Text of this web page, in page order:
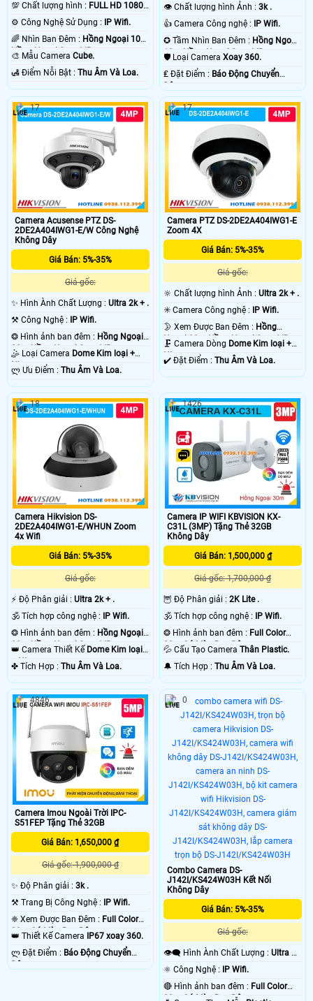
💯 Chất lượng hình : FULL HD 1080P
.
⚙ Công Nghệ Sử Dụng :
IP Wifi.
🌈 Nhìn Ban Đêm : Hồng Ngoại 10m
Hồng Ngoại Smart IR.
🎨 Mẫu Camera Cube.
️🛃 Điểm Nỗi Bật : Thu Âm Và Loa.
👁 Chất lượng hình Ảnh :3k .
👍 Camera Công nghệ : IP Wifi.
✪ Tầm Nhìn Ban Đêm : Hồng Ngoại
10m Hồng Ngoại Smart IR.
🛡 Loại CameraXoay 360.
️₤ Đặt Điểm : Báo Động Chuyển
Động.
Camera Acusense PTZ DS-
2DE2A404IWG1-E/W Công Nghệ
Không Dây
Giá Bán: 5%-35%
Giá gốc:
✨ Hình Ành Chất Lượng : Ultra 2k + .
⚒ Công Nghệ : IP Wifi.
❂ Hình ảnh ban đêm : Hồng Ngoại
20m Hồng Ngoại Smart IR.
🤹 Loại Camera Dome Kim loại +
Nhựa.
️ლ Ưu Điểm : Thu Âm Và Loa.
17
Camera PTZ DS-2DE2A404IWG1-E
Zoom 4X
Giá Bán: 5%-35%
Giá gốc:
🔆 Chất lượng hình Ảnh :Ultra 2k + .
✳️ Camera Công nghệ : IP Wifi.
🌛 Xem Được Ban Đêm : Hồng
Ngoại 20m Hồng Ngoại Smart IR.
🗜️ Camera Dòng Dome Kim loại +
Nhựa.
️✔️ Đặt Điểm :Thu Âm Và Loa.
17
Camera Hikvision DS-
2DE2A404IWG1-E/WHUN Zoom
4x Wifi
Giá Bán: 5%-35%
Giá gốc:
️⚡ Độ Phân giải : Ultra 2k + .
🕉️ Tích hợp công nghệ :
IP Wifi.
❂ Hình ảnh ban đêm : Hồng Ngoại
20m Hồng Ngoại Smart IR.
👑 Camera Thiết Kế Dome Kim loại
+ Nhựa.
️✤ Tích Hợp : Thu Âm Và Loa.
18
Camera IP WIFI KBVISION KX-
C31L (3MP) Tặng Thẻ 32GB
Không Dây
Giá Bán: 1,500,000 ₫
Giá gốc: 1,700,000 ₫
🦉 Độ Phân giải :2K Lite .
🕉️ Tích hợp công nghệ :
IP Wifi.
❂ Hình ảnh ban đêm : Full Color
30m Có Màu Ban Ðêm.
💦 Cấu Tạo CameraThân Plastic.
️🔔 Tích Hợp :Thu Âm Và Loa.
1426
Camera Imou Ngoài Trời IPC-
S51FEP Tặng Thẻ 32GB
Giá Bán: 1,650,000 ₫
Giá gốc: 1,900,000 ₫
✨ Độ Phân giải : 3k .
⚒ Trang Bị Công Nghệ :
IP Wifi.
❈ Xem Được Ban Đêm : Full Color
20m Có Màu Ban Ðêm.
👑 Thiết Kế Camera
IP67 xoay 360.
️ლ Đặt Điểm : Báo Động Chuyển
4846
Combo Camera DS-
J142I/KS424W03H Kết Nối
Không Dây
Giá Bán: 5%-35%
Giá gốc:
👁️‍🗨 Hình Ành Chất Lượng :Ultra 2k
+ .
⚛️ Công Nghệ :
IP Wifi.
🔴 Hình ảnh ban đêm : Full Color
30m Có Màu Ban Ðêm.
0